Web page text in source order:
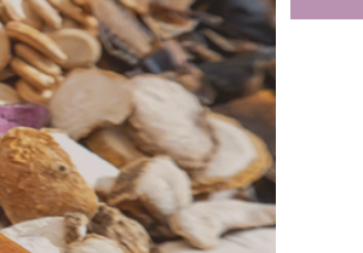
その他のお悩み
もっと見る